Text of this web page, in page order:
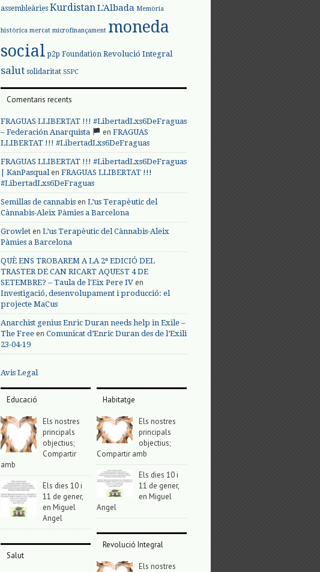
assembleàries Kurdistan L'Albada Memòria
històrica mercat microfinançament moneda
social p2p Foundation Revolució Integral
salut solidaritat SSPC
Comentaris recents
FRAGUAS LLIBERTAT !!! #LibertadLxs6DeFraguas
– Federación Anarquista
en FRAGUAS
LLIBERTAT !!! #LibertadLxs6DeFraguas
FRAGUAS LLIBERTAT !!! #LibertadLxs6DeFraguas
| KanPasqualen FRAGUAS LLIBERTAT !!!
#LibertadLxs6DeFraguas
Semillas de cannabis en L’us Terapèutic del
Cànnabis-Aleix Pàmies a Barcelona
Growlet en L’us Terapèutic del Cànnabis-Aleix
Pàmies a Barcelona
QUÈ ENS TROBAREM A LA 2ª EDICIÓ DEL
TRASTER DE CAN RICART AQUEST 4 DE
SETEMBRE? – Taula de l'Eix Pere IV en
Investigació, desenvolupament i producció: el
projecte MaCus
Anarchist genius Enric Duran needs help in Exile –
The Free en Comunicat d’Enric Duran des de l’Exili
23-04-19
Avis Legal
Educació
Els nostres
principals
objectius;
Compartir
amb
Els dies 10 i
11 de gener,
en Miguel
Angel
Salut
Habitatge
Els nostres
principals
objectius;
Compartir amb
Els dies 10 i
11 de gener,
en Miguel
Angel
Revolució Integral
Els nostres